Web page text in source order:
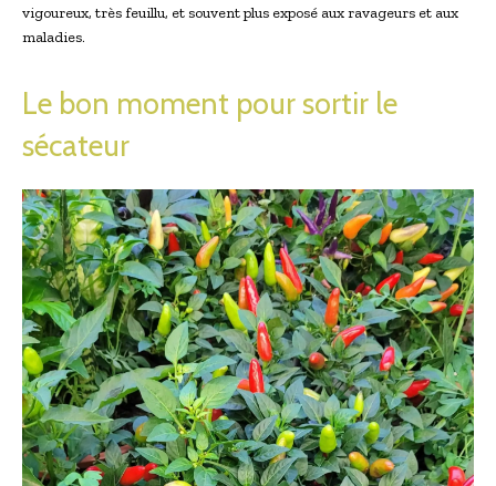
vigoureux, très feuillu, et souvent plus exposé aux ravageurs et aux
maladies.
Le bon moment pour sortir le
sécateur